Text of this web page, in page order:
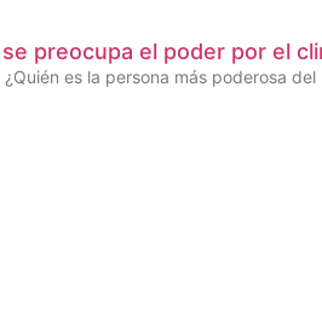
preocupa el poder por el
es la persona más poderosa